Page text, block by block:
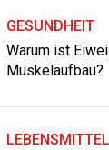
GESUNDHEIT
Warum ist
Muskelaufbau?